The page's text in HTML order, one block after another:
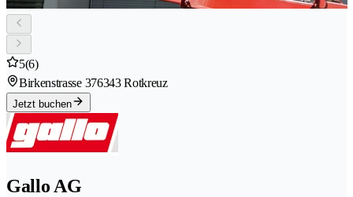
5(6)
Birkenstrasse 376343 Rotkreuz
Jetzt buchen
Gallo AG